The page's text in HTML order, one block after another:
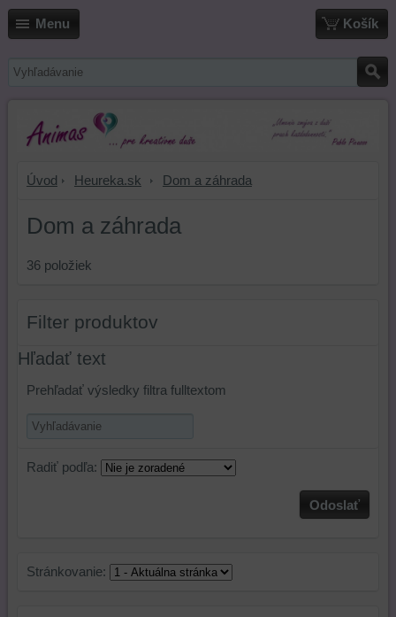
Menu Košík
Úvod Heureka.sk Dom a záhrada
Dom a záhrada
36 položiek
Filter produktov
Hľadať text
Prehľadať výsledky filtra fulltextom
Radiť podľa:
Odoslať
Stránkovanie: